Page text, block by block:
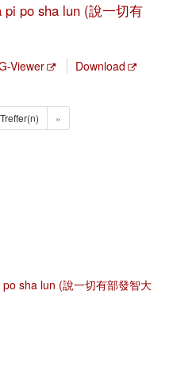
pi po sha lun (說一切有
Viewer Download
»
sha lun (說一切有部發智大